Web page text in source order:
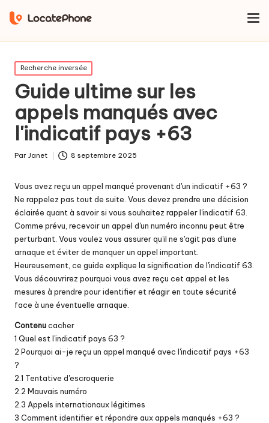
Maison Recherche inversée
manqués avec l'indicatif pays +63
Publié
dans
Recherche inversée
Guide ultime sur les
appels manqués avec
l'indicatif pays +63
Publié
Par Janet 8 septembre 2025
Vous avez reçu un appel manqué provenant d'un indicatif +63 ?
Ne rappelez pas tout de suite. Vous devez prendre une décision
éclairée quant à savoir si vous souhaitez rappeler l'indicatif 63.
Comme prévu, recevoir un appel d'un numéro inconnu peut être
perturbant. Vous voulez vous assurer qu'il ne s'agit pas d'une
arnaque et éviter de manquer un appel important.
Heureusement, ce guide explique la signification de l'indicatif 63.
Vous découvrirez pourquoi vous avez reçu cet appel et les
mesures à prendre pour identifier et réagir en toute sécurité
face à une éventuelle arnaque.
Contenucacher
1 Quel est l'indicatif pays 63 ?
2 Pourquoi ai-je reçu un appel manqué avec l'indicatif pays +63
?
2.1 Tentative d'escroquerie
2.2 Mauvais numéro
2.3 Appels internationaux légitimes
3 Comment identifier et répondre aux appels manqués +63 ?